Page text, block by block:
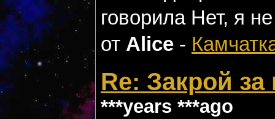
говорила Нет, я
от Alice -
Re: Закрой
***years ***ago